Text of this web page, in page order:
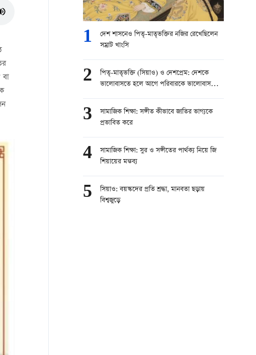
1
দেশ শাসনেও পিতৃ-মাতৃভক্তির নজির রেখেছিলেন
সম্রাট খাংসি
2
পিতৃ-মাতৃভক্তি (সিয়াও) ও দেশপ্রেম: দেশকে
ভালোবাসতে হলে আগে পরিবারকে ভালোবাসতে
3
সামাজিক শিক্ষা: সঙ্গীত কীভাবে জাতির ভাগ্যকে
প্রভাবিত করে
4
সামাজিক শিক্ষা: সুর ও সঙ্গীতের পার্থক্য নিয়ে জি
শিয়ায়ের মন্তব্য
5
সিয়াও: বয়স্কদের প্রতি শ্রদ্ধা, মানবতা ছড়ায়
বিশ্বজুড়ে